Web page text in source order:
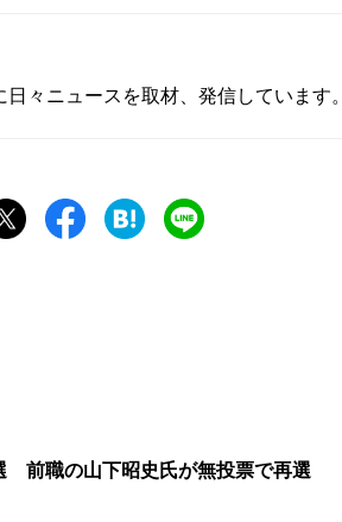
々ニュースを取材、発信しています。
前職の山下昭史氏が無投票で再選